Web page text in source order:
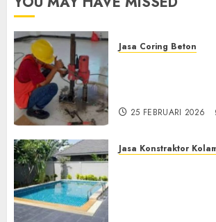
Jasa Coring Beton
25 FEBRUARI 2026
Jasa Konstraktor